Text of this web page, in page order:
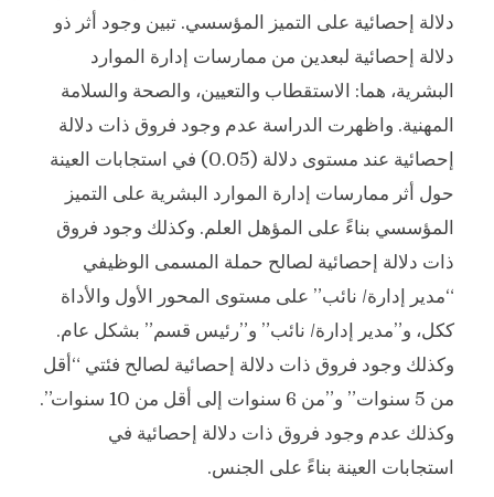
دلالة إحصائية على التميز المؤسسي. تبين وجود أثر ذو
دلالة إحصائية لبعدين من ممارسات إدارة الموارد
البشرية، هما: الاستقطاب والتعيين، والصحة والسلامة
المهنية. واظهرت الدراسة عدم وجود فروق ذات دلالة
إحصائية عند مستوى دلالة (0.05) في استجابات العينة
حول أثر ممارسات إدارة الموارد البشرية على التميز
المؤسسي بناءً على المؤهل العلم. وكذلك وجود فروق
ذات دلالة إحصائية لصالح حملة المسمى الوظيفي
“مدير إدارة/ نائب” على مستوى المحور الأول والأداة
ككل، و”مدير إدارة/ نائب” و”رئيس قسم” بشكل عام.
وكذلك وجود فروق ذات دلالة إحصائية لصالح فئتي “أقل
من 5 سنوات” و”من 6 سنوات إلى أقل من 10 سنوات”.
وكذلك عدم وجود فروق ذات دلالة إحصائية في
استجابات العينة بناءً على الجنس.